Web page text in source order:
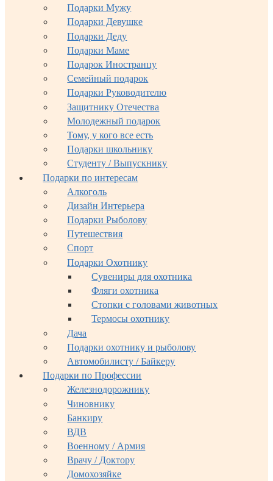
Подарки Мужу
Подарки Девушке
Подарки Деду
Подарки Маме
Подарок Иностранцу
Семейный подарок
Подарки Руководителю
Защитнику Отечества
Молодежный подарок
Тому, у кого все есть
Подарки школьнику
Студенту / Выпускнику
Подарки по интересам
Алкоголь
Дизайн Интерьера
Подарки Рыболову
Путешествия
Спорт
Подарки Охотнику
Сувениры для охотника
Фляги охотника
Стопки с головами животных
Термосы охотнику
Дача
Подарки охотнику и рыболову
Автомобилисту / Байкеру
Подарки по Профессии
Железнодорожнику
Чиновнику
Банкиру
ВДВ
Военному / Армия
Врачу / Доктору
Домохозяйке